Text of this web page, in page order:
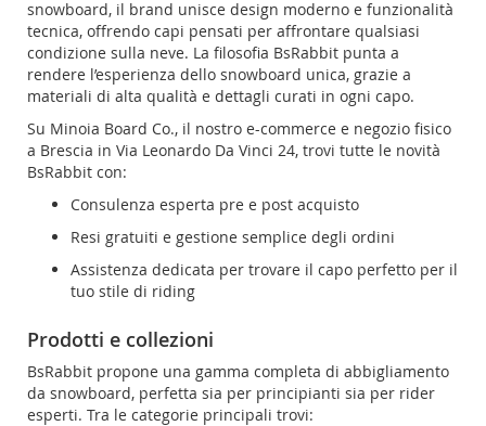
snowboard, il brand unisce design moderno e funzionalità
tecnica, offrendo capi pensati per affrontare qualsiasi
condizione sulla neve. La filosofia BsRabbit punta a
rendere l’esperienza dello snowboard unica, grazie a
materiali di alta qualità e dettagli curati in ogni capo.
Su Minoia Board Co., il nostro e-commerce e negozio fisico
a Brescia in Via Leonardo Da Vinci 24, trovi tutte le novità
BsRabbit con:
Consulenza esperta pre e post acquisto
Resi gratuiti e gestione semplice degli ordini
Assistenza dedicata per trovare il capo perfetto per il
tuo stile di riding
Prodotti e collezioni
BsRabbit propone una gamma completa di abbigliamento
da snowboard, perfetta sia per principianti sia per rider
esperti. Tra le categorie principali trovi: